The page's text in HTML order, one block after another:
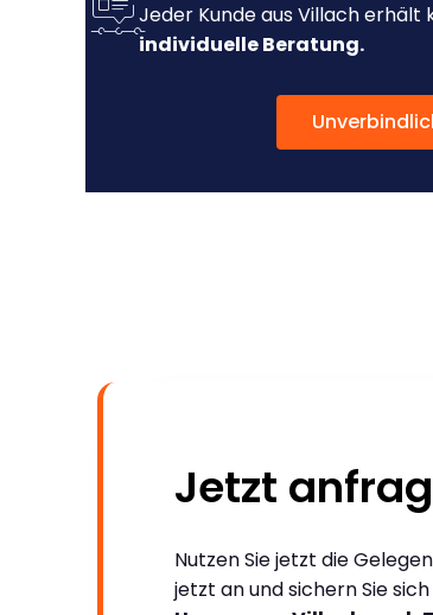
Jeder Kunde aus Villach erhält
individuelle Beratung.
Jetzt
Nutzen Sie jetzt die
jetzt an und sichern Sie